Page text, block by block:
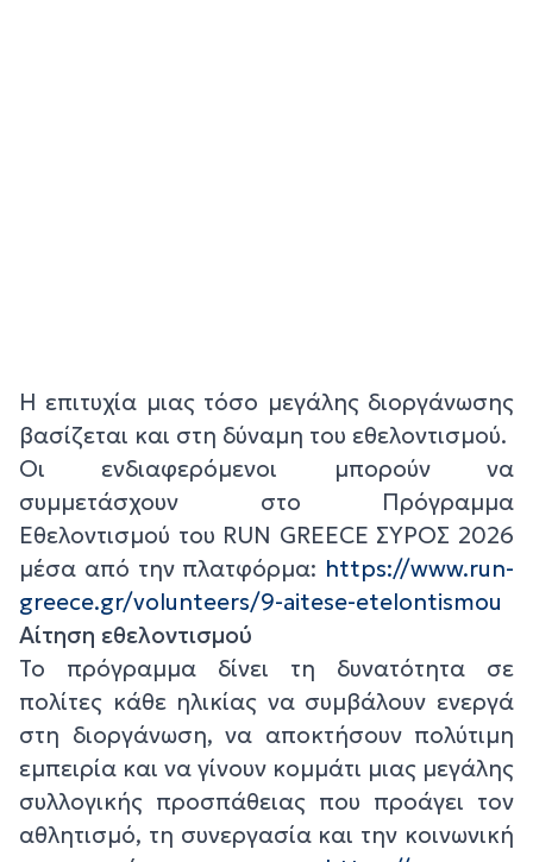
Η επιτυχία μιας τόσο μεγάλης διοργάνωσης
βασίζεται και στη δύναμη του εθελοντισμού.
Οι ενδιαφερόμενοι μπορούν να
συμμετάσχουν στο Πρόγραμμα
Εθελοντισμού του RUN GREECE ΣΥΡΟΣ 2026
μέσα από την πλατφόρμα: https://www.run-
greece.gr/volunteers/9-aitese-etelontismou
Αίτηση εθελοντισμού
Το πρόγραμμα δίνει τη δυνατότητα σε
πολίτες κάθε ηλικίας να συμβάλουν ενεργά
στη διοργάνωση, να αποκτήσουν πολύτιμη
εμπειρία και να γίνουν κομμάτι μιας μεγάλης
συλλογικής προσπάθειας που προάγει τον
αθλητισμό, τη συνεργασία και την κοινωνική